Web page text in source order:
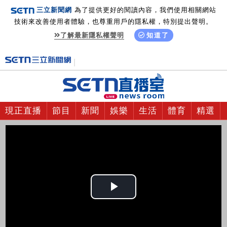
三立新聞網 為了提供更好的閱讀內容，我們使用相關網站
技術來改善使用者體驗，也尊重用戶的隱私權，特別提出聲明。
了解最新隱私權聲明
知道了
現正直播 節目 新聞 娛樂 生活 體育 精選
Play